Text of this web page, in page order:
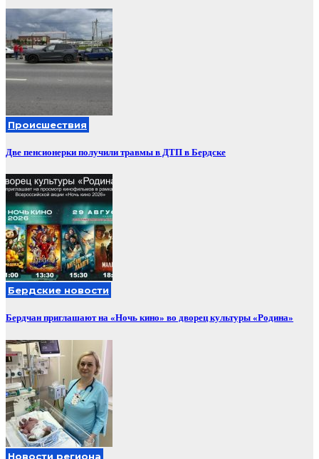
Происшествия
Две пенсионерки получили травмы в ДТП в Бердске
Бердские новости
Бердчан приглашают на «Ночь кино» во дворец культуры «Родина»
Новости региона